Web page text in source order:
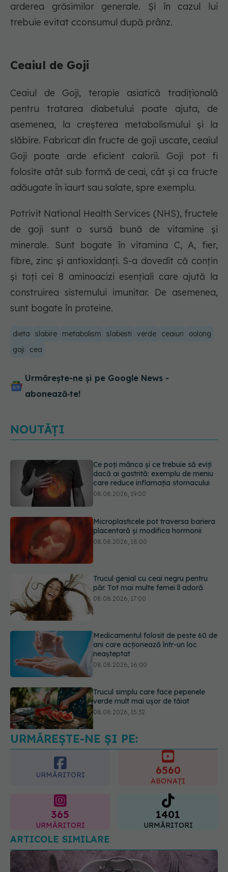
arderea grăsimilor generale. Și în cazul lui
trebuie evitat cconsumul după prânz.
Ceaiul de Goji
Ceaiul de Goji, terapie asiatică tradițională
pentru tratarea diabetului poate ajuta, de
asemenea, la creșterea metabolismului și la
slăbire. Fabricat din fructe de goji uscate, ceaiul
Goji poate arde eficient calorii. Goji pot fi
folosite atât sub formă de ceai, cât și ca fructe
adăugate în iaurt sau salate, spre exemplu.
Potrivit National Health Services (NHS), fructele
de goji sunt o sursă bună de vitamine și
minerale. Sunt bogate în vitamina C, A, fier,
fibre, zinc și antioxidanți. S-a dovedit că conțin
și toți cei 8 aminoacizi esențiali care ajută la
construirea sistemului imunitar. De asemenea,
sunt bogate în proteine.
dieta slabire metabolism slabesti verde ceaiuri
oolong
goji
cea
Urmărește-ne și pe Google News -
abonează‑te!
NOUTĂȚI
Microplasticele pot traversa bariera
placentară și modifica hormonii
08.08.2026, 18:00
Trucul genial cu ceai negru pentru
păr. Tot mai multe femei îl adoră
08.08.2026, 17:00
Medicamentul folosit de peste 60 de
ani care acționează într-un loc
neașteptat
Trucul simplu care face pepenele
verde mult mai ușor de tăiat
08.08.2026, 15:32
Ce poți mânca și ce trebuie să eviți
dacă ai gastrită: exemplu de meniu
care reduce inflamația stomacului
URMĂREȘTE-NE ȘI PE:
URMĂRITORI 6560
ABONAȚI
365
URMĂRITORI
1401
URMĂRITORI
ARTICOLE SIMILARE